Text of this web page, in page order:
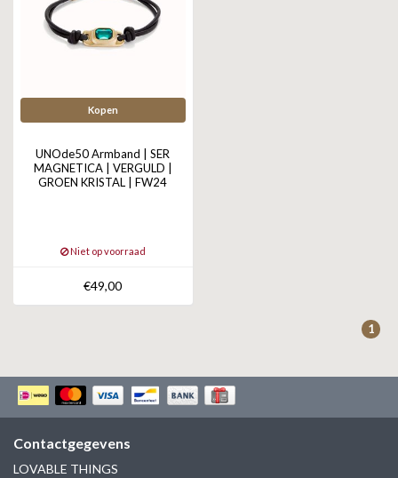
Kopen
UNOde50 Armband | SER
MAGNETICA | VERGULD |
GROEN KRISTAL | FW24
Niet op voorraad
€49,00
1
Contactgegevens
LOVABLE THINGS